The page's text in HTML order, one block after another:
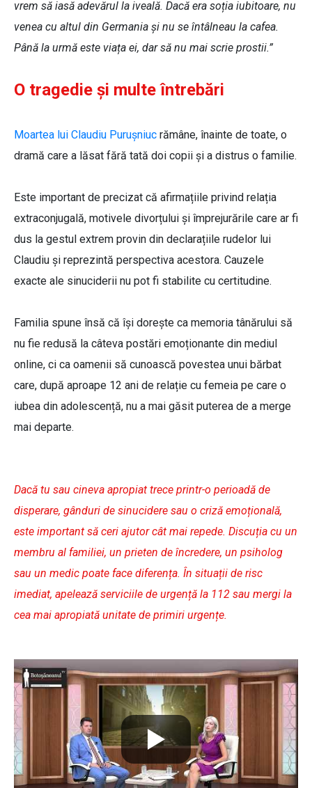
vrem să iasă adevărul la iveală. Dacă era soția iubitoare, nu
venea cu altul din Germania și nu se întâlneau la cafea.
Până la urmă este viața ei, dar să nu mai scrie prostii.”
O tragedie și multe întrebări
Moartea lui Claudiu Purușniuc rămâne, înainte de toate, o
dramă care a lăsat fără tată doi copii și a distrus o familie.
Este important de precizat că afirmațiile privind relația
extraconjugală, motivele divorțului și împrejurările care ar fi
dus la gestul extrem provin din declarațiile rudelor lui
Claudiu și reprezintă perspectiva acestora. Cauzele
exacte ale sinuciderii nu pot fi stabilite cu certitudine.
Familia spune însă că își dorește ca memoria tânărului să
nu fie redusă la câteva postări emoționante din mediul
online, ci ca oamenii să cunoască povestea unui bărbat
care, după aproape 12 ani de relație cu femeia pe care o
iubea din adolescență, nu a mai găsit puterea de a merge
mai departe.
Dacă tu sau cineva apropiat trece printr-o perioadă de
disperare, gânduri de sinucidere sau o criză emoțională,
este important să ceri ajutor cât mai repede. Discuția cu un
membru al familiei, un prieten de încredere, un psiholog
sau un medic poate face diferența. În situații de risc
imediat, apelează serviciile de urgență la 112 sau mergi la
cea mai apropiată unitate de primiri urgențe.